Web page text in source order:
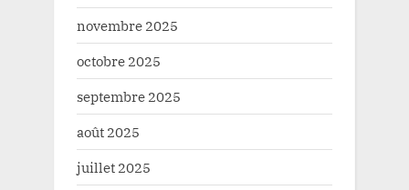
novembre 2025
octobre 2025
septembre 2025
août 2025
juillet 2025